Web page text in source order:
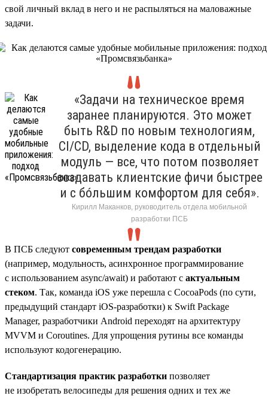
свой личный вклад в него и не распыляться на маловажные
задачи.
«Задачи на техническое время
заранее планируются. Это может
быть R&D по новым технологиям,
CI/CD, выделение кода в отдельный
модуль — все, что потом позволяет
создавать клиентские фичи быстрее
и с бóльшим комфортом для себя».
Кирилл Маканков, руководитель отдела мобильной
разработки ПСБ
В ПСБ следуют современным трендам разработки
(например, модульность, асинхронное программирование
с использованием async/await) и работают с актуальным
стеком. Так, команда iOS уже перешла с CocoaPods (по сути,
предыдущий стандарт iOS-разработки) к Swift Package
Manager, разработчики Android переходят на архитектуру
MVVM и Coroutines. Для упрощения рутины все команды
используют кодогенерацию.
Стандартизация практик разработки позволяет
не изобретать велосипеды для решения одних и тех же